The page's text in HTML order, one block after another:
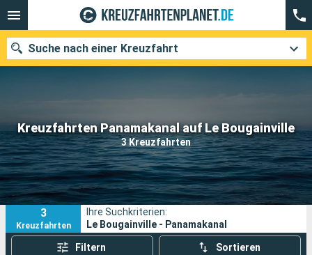
Kreuzfahrten Panamakanal auf Le Bougainville
3 Kreuzfahrten
Suche nach einer Kreuzfahrt
Unsere Ziele
Abfahrtsmonat
Häfen Reedereien
Suchen
3
Kreuzfahrten
Ihre Suchkriterien:
Le Bougainville - Panamakanal
Filtern Sortieren